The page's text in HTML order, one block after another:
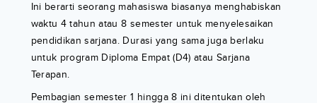
Ini berarti seorang mahasiswa biasanya menghabiskan
waktu 4 tahun atau 8 semester untuk menyelesaikan
pendidikan sarjana. Durasi yang sama juga berlaku
untuk program Diploma Empat (D4) atau Sarjana
Terapan.
Pembagian semester 1 hingga 8 ini ditentukan oleh